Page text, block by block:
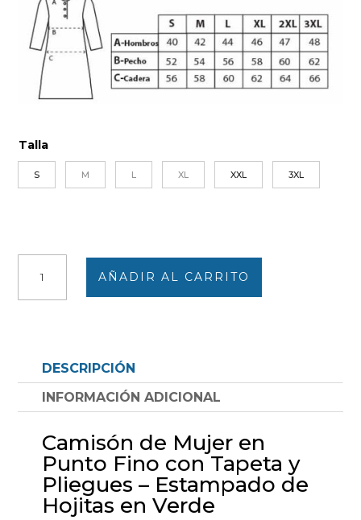
Talla
S M L XL XXL 3XL
mujer
tapeta
pliegues
hojitas
verde
cantidad
AÑADIR AL CARRITO
DESCRIPCIÓN
INFORMACIÓN ADICIONAL
Camisón de Mujer en
Punto Fino con Tapeta y
Pliegues – Estampado de
Hojitas en Verde